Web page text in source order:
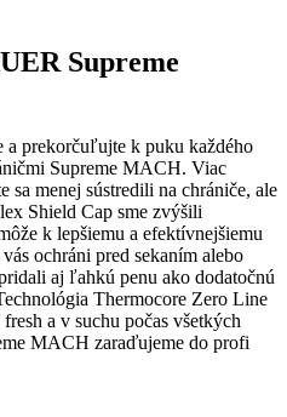
Supreme
a prekorčuľujte k puku každého
Supreme MACH. Viac
sa menej sústredili na chrániče, ale
Shield Cap sme zvýšili
k lepšiemu a efektívnejšiemu
ochráni pred sekaním alebo
aj ľahkú penu ako dodatočnú
Thermocore Zero Line
a v suchu počas všetkých
MACH zaraďujeme do profi